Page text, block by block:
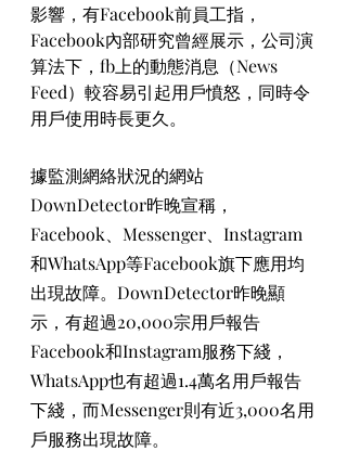
影響，有Facebook前員工指，
Facebook內部研究曾經展示，公司演
算法下，fb上的動態消息（News
Feed）較容易引起用戶憤怒，同時令
用戶使用時長更久。
據監測網絡狀況的網站
DownDetector昨晚宣稱，
Facebook、Messenger、Instagram
和WhatsApp等Facebook旗下應用均
出現故障。DownDetector昨晚顯
示，有超過20,000宗用戶報告
Facebook和Instagram服務下綫，
WhatsApp也有超過1.4萬名用戶報告
下綫，而Messenger則有近3,000名用
戶服務出現故障。